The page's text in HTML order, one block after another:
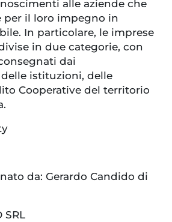
alle aziende che
per il loro impegno in
In particolare, le imprese
in due categorie, con
dai
istituzioni, delle
Cooperative del territorio
da: Gerardo Candido di
SRL